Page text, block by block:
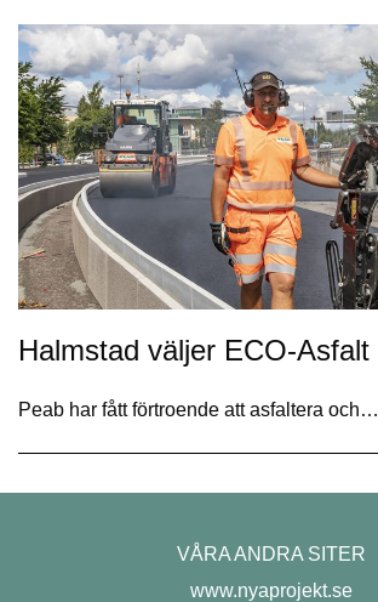
Halmstad väljer ECO-Asfalt
Peab har fått förtroende att asfaltera och…
VÅRA ANDRA SITER
www.nyaprojekt.se